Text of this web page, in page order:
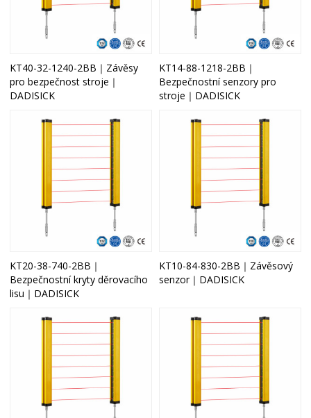
KT40-32-1240-2BB｜Závěsy
pro bezpečnost stroje｜
DADISICK
KT14-88-1218-2BB｜
Bezpečnostní senzory pro
stroje｜DADISICK
KT20-38-740-2BB｜
Bezpečnostní kryty děrovacího
lisu｜DADISICK
KT10-84-830-2BB｜Závěsový
senzor｜DADISICK